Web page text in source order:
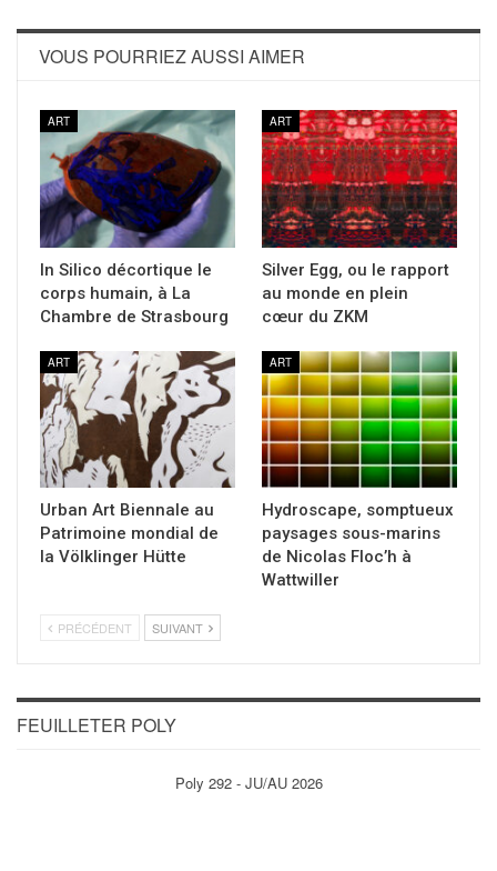
VOUS POURRIEZ AUSSI AIMER
ART
In Silico décortique le
corps humain, à La
Chambre de Strasbourg
ART
Silver Egg, ou le rapport
au monde en plein
cœur du ZKM
ART
Urban Art Biennale au
Patrimoine mondial de
la Völklinger Hütte
ART
Hydroscape, somptueux
paysages sous-marins
de Nicolas Floc’h à
Wattwiller
PRÉCÉDENT SUIVANT
FEUILLETER POLY
Poly 292 - JU/AU 2026